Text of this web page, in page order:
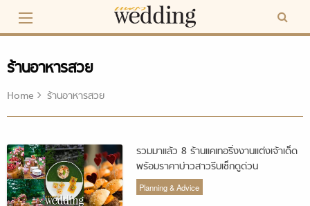
content
ร้านอาหารสวย
Home ร้านอาหารสวย
รวมมาแล้ว 8 ร้านแคเทอริ่งงานแต่งเจ้าเด็ด
พร้อมราคาบ่าวสาวรีบเช็กดูด่วน
Planning & Advice